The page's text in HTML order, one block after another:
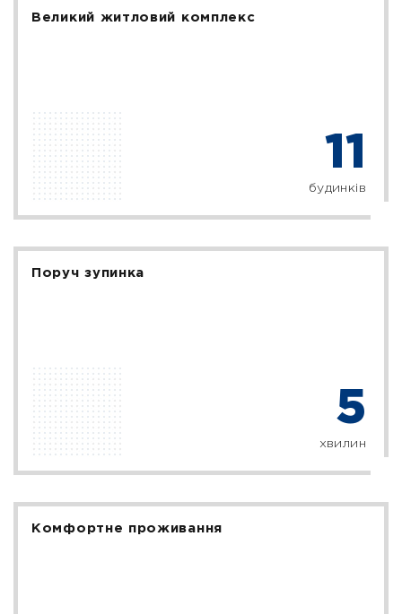
Великий житловий комплекс
11
будинків
Поруч зупинка
5
хвилин
Комфортне проживання